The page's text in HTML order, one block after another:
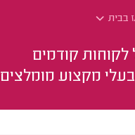
בבית
קודמים
בעלי מקצוע מומלצים